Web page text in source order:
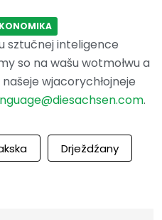
sztučnej inteligence
so na wašu wotmołwu a
wjacorychłojneje
.
Drježdźany